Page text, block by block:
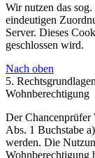
Wir nutzen das
eindeutigen
Server. Dieses
geschlossen wird.
Nach oben
5.
Wohnberechtigung
Der
Abs. 1 Buchstabe
werden. Die
Wohnberechtigung